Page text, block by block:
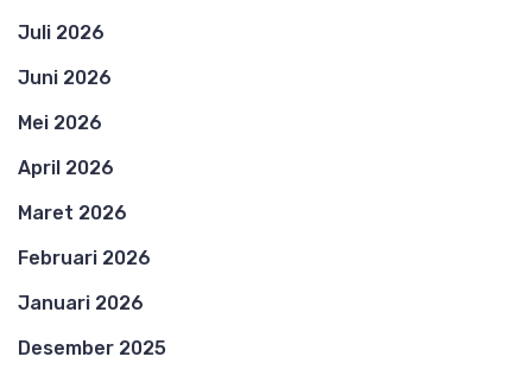
Juli 2026
Juni 2026
Mei 2026
April 2026
Maret 2026
Februari 2026
Januari 2026
Desember 2025